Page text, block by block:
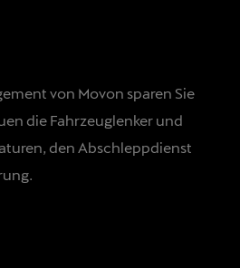
von Movon sparen Sie
die Fahrzeuglenker und
den Abschleppdienst